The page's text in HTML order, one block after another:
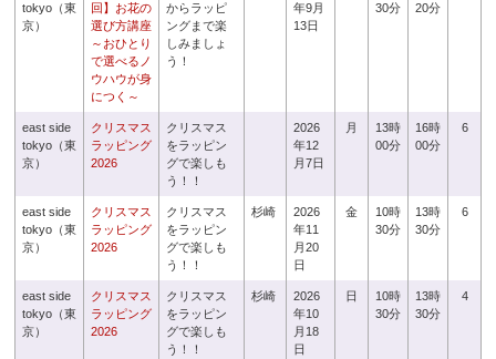
tokyo（東
京）
回】お花の
選び方講座
～おひとり
で選べるノ
ウハウが身
につく～
からラッピ
ングまで楽
しみましょ
う！
年9月
13日
30分
20分
east side
tokyo（東
京）
クリスマス
ラッピング
2026
クリスマス
をラッピン
グで楽しも
う！！
2026
年12
月7日
月
13時
00分
16時
00分
6
east side
tokyo（東
京）
クリスマス
ラッピング
2026
クリスマス
をラッピン
グで楽しも
う！！
杉崎
2026
年11
月20
日
金
10時
30分
13時
30分
6
east side
tokyo（東
京）
クリスマス
ラッピング
2026
クリスマス
をラッピン
グで楽しも
う！！
杉崎
2026
年10
月18
日
日
10時
30分
13時
30分
4